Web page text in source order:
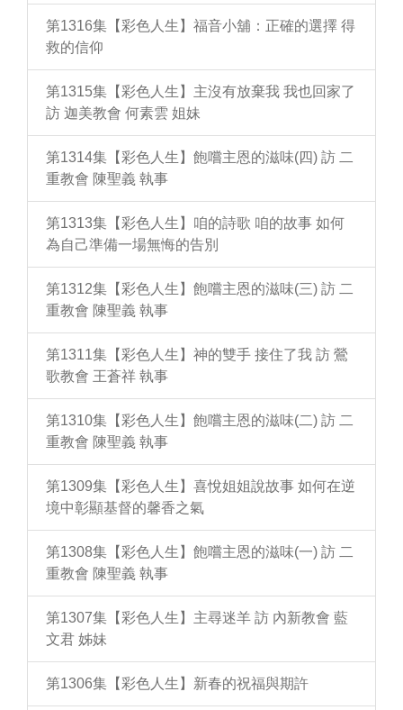
第1316集【彩色人生】福音小舖：正確的選擇 得
救的信仰
第1315集【彩色人生】主沒有放棄我 我也回家了
訪 迦美教會 何素雲 姐妹
第1314集【彩色人生】飽嚐主恩的滋味(四) 訪 二
重教會 陳聖義 執事
第1313集【彩色人生】咱的詩歌 咱的故事 如何
為自己準備一場無悔的告別
第1312集【彩色人生】飽嚐主恩的滋味(三) 訪 二
重教會 陳聖義 執事
第1311集【彩色人生】神的雙手 接住了我 訪 鶯
歌教會 王蒼祥 執事
第1310集【彩色人生】飽嚐主恩的滋味(二) 訪 二
重教會 陳聖義 執事
第1309集【彩色人生】喜悅姐姐說故事 如何在逆
境中彰顯基督的馨香之氣
第1308集【彩色人生】飽嚐主恩的滋味(一) 訪 二
重教會 陳聖義 執事
第1307集【彩色人生】主尋迷羊 訪 內新教會 藍
文君 姊妹
第1306集【彩色人生】新春的祝福與期許